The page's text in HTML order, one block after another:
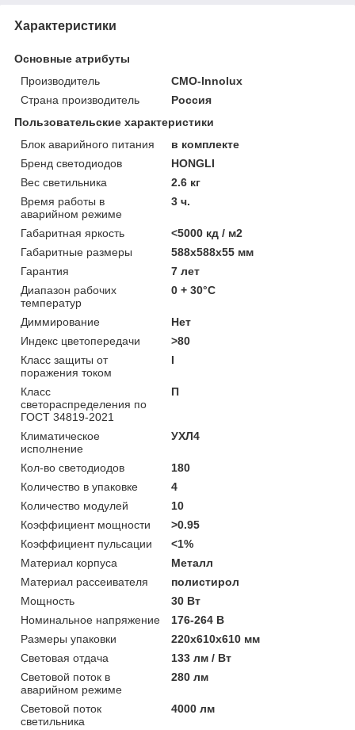
Характеристики
Основные атрибуты
Производитель
CMO-Innolux
Страна производитель
Россия
Пользовательские характеристики
Блок аварийного питания
в комплекте
Бренд светодиодов
HONGLI
Вес светильника
2.6 кг
Время работы в
аварийном режиме
3 ч.
Габаритная яркость
<5000 кд / м2
Габаритные размеры
588х588х55 мм
Гарантия
7 лет
Диапазон рабочих
температур
0 + 30°C
Диммирование
Нет
Индекс цветопередачи
>80
Класс защиты от
поражения током
I
Класс
светораспределения по
ГОСТ 34819-2021
П
Климатическое
исполнение
УХЛ4
Кол-во светодиодов
180
Количество в упаковке
4
Количество модулей
10
Коэффициент мощности
>0.95
Коэффициент пульсации
<1%
Материал корпуса
Металл
Материал рассеивателя
полистирол
Мощность
30 Вт
Номинальное напряжение
176-264 В
Размеры упаковки
220х610х610 мм
Световая отдача
133 лм / Вт
Световой поток в
аварийном режиме
280 лм
Световой поток
светильника
4000 лм